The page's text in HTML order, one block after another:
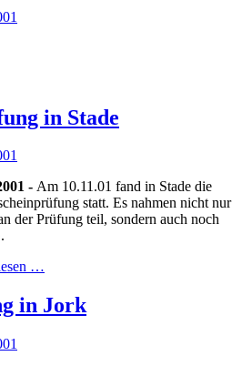
in Stade
- Am 10.11.01 fand in Stade die
statt. Es nahmen nicht nur
der Prüfung teil, sondern auch noch
…
in Jork